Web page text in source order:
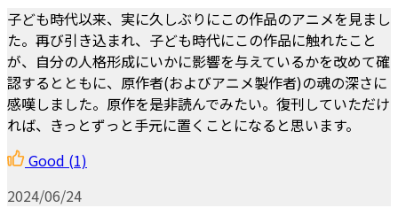
子ども時代以来、実に久しぶりにこの作品のアニメを見まし
た。再び引き込まれ、子ども時代にこの作品に触れたこと
が、自分の人格形成にいかに影響を与えているかを改めて確
認するとともに、原作者(およびアニメ製作者)の魂の深さに
感嘆しました。原作を是非読んでみたい。復刊していただけ
れば、きっとずっと手元に置くことになると思います。
Good (1)
2024/06/24